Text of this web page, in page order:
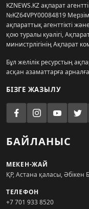
KZNEWS.KZ ақпарат
№KZ64VPY00084819
ақпараттық агенттікті
қою туралы куәлігі,
министрлігінің Ақпарат
Бұл желілік ресурстың
асқан азаматтарға
БІЗГЕ ЖАЗЫЛУ
БАЙЛАНЫС
МЕКЕН-ЖАЙ
ҚР, Астана қаласы, Әбікен
ТЕЛЕФОН
+7 701 933 8520